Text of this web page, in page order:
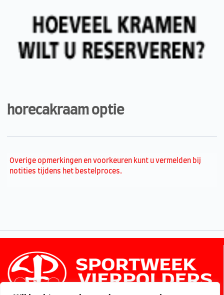
horecakraam optie
Overige opmerkingen en voorkeuren kunt u vermelden bij
notities tijdens het bestelproces.